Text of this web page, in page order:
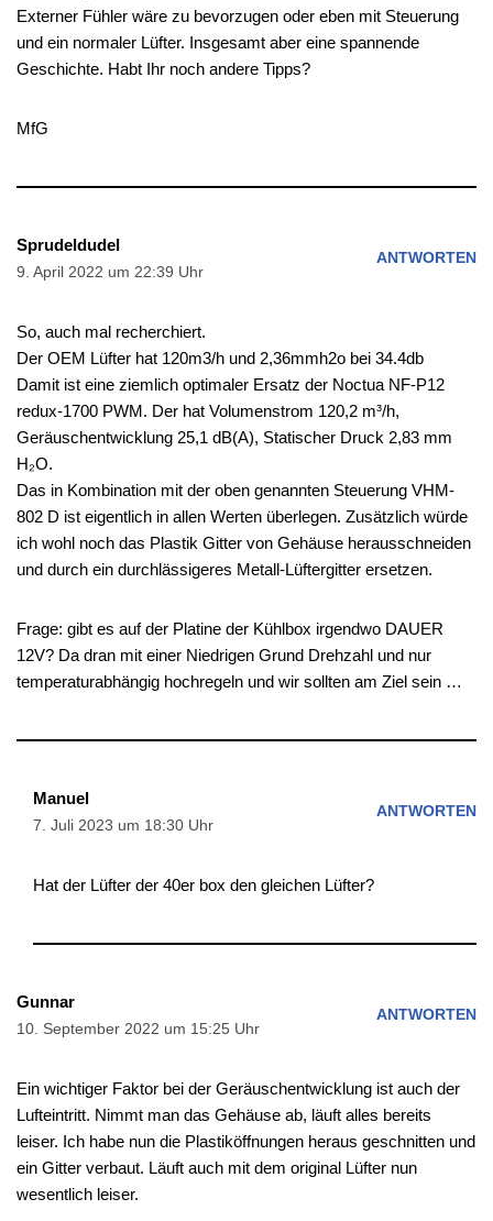
Externer Fühler wäre zu bevorzugen oder eben mit Steuerung
und ein normaler Lüfter. Insgesamt aber eine spannende
Geschichte. Habt Ihr noch andere Tipps?
MfG
Sprudeldudel
9. April 2022 um 22:39 Uhr
ANTWORTEN
So, auch mal recherchiert.
Der OEM Lüfter hat 120m3/h und 2,36mmh2o bei 34.4db
Damit ist eine ziemlich optimaler Ersatz der Noctua NF-P12
redux-1700 PWM. Der hat Volumenstrom 120,2 m³/h,
Geräuschentwicklung 25,1 dB(A), Statischer Druck 2,83 mm
H₂O.
Das in Kombination mit der oben genannten Steuerung VHM-
802 D ist eigentlich in allen Werten überlegen. Zusätzlich würde
ich wohl noch das Plastik Gitter von Gehäuse herausschneiden
und durch ein durchlässigeres Metall-Lüftergitter ersetzen.
Frage: gibt es auf der Platine der Kühlbox irgendwo DAUER
12V? Da dran mit einer Niedrigen Grund Drehzahl und nur
temperaturabhängig hochregeln und wir sollten am Ziel sein …
Manuel
7. Juli 2023 um 18:30 Uhr
ANTWORTEN
Hat der Lüfter der 40er box den gleichen Lüfter?
Gunnar
10. September 2022 um 15:25 Uhr
ANTWORTEN
Ein wichtiger Faktor bei der Geräuschentwicklung ist auch der
Lufteintritt. Nimmt man das Gehäuse ab, läuft alles bereits
leiser. Ich habe nun die Plastiköffnungen heraus geschnitten und
ein Gitter verbaut. Läuft auch mit dem original Lüfter nun
wesentlich leiser.